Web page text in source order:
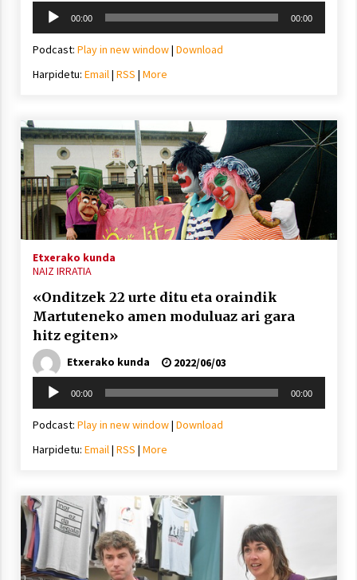
Soinu
erreproduzigailua
00:00 00:00
Podcast: Play in new window| Download
Harpidetu: Email| RSS | More
Etxerako kunda
NAIZ IRRATIA
«Onditzek 22 urte ditu eta oraindik
Martuteneko amen moduluaz ari gara
hitz egiten»
Etxerako kunda
2022/06/03
Soinu
erreproduzigailua
00:00 00:00
Podcast: Play in new window| Download
Harpidetu: Email| RSS | More